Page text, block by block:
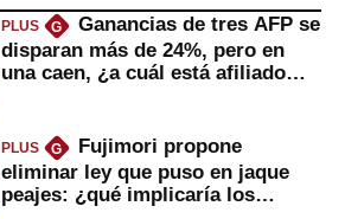
PLUS G
Ganancias de tres AFP se
disparan más de 24%, pero en
una caen, ¿a cuál está afiliado
PLUS G
Fujimori propone
eliminar ley que puso en jaque
peajes: ¿qué implicaría los